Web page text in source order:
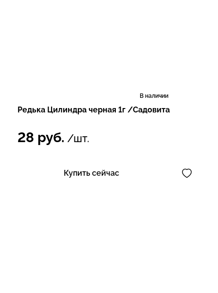
В наличии
Редька Цилиндра черная 1г /Садовита
28 руб. /шт.
Купить сейчас